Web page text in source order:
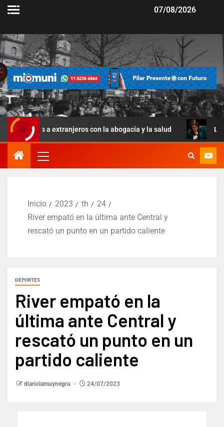
07/08/2026
a extranjeros con la abogacía y la salud La Ley de
Inicio 2023 th
24
River empató en la última ante Central y
rescató un punto en un partido caliente
DEPORTES
River empató en la
última ante Central y
rescató un punto en un
partido caliente
diariolamuynegra 24/07/2023